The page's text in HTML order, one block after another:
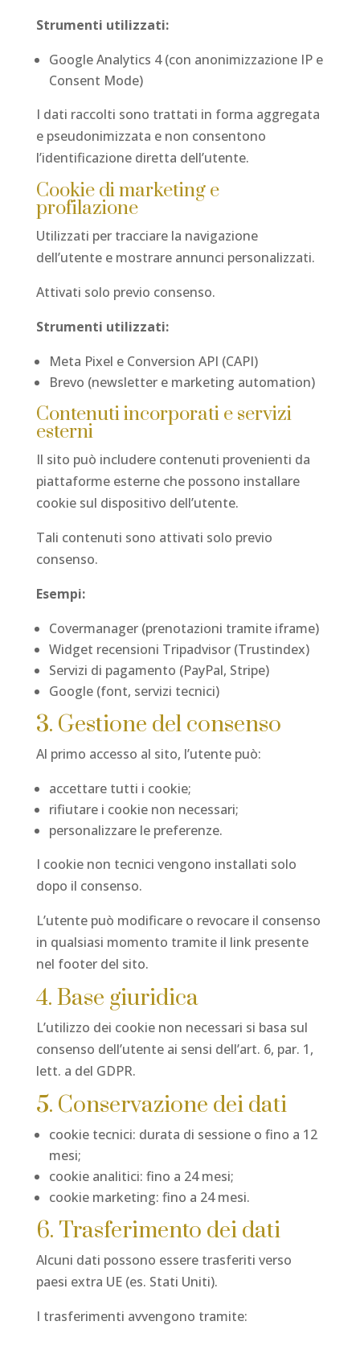
Strumenti utilizzati:
Google Analytics 4 (con anonimizzazione IP e
Consent Mode)
I dati raccolti sono trattati in forma aggregata
e pseudonimizzata e non consentono
l’identificazione diretta dell’utente.
Cookie di marketing e
profilazione
Utilizzati per tracciare la navigazione
dell’utente e mostrare annunci personalizzati.
Attivati solo previo consenso.
Strumenti utilizzati:
Meta Pixel e Conversion API (CAPI)
Brevo (newsletter e marketing automation)
Contenuti incorporati e servizi
esterni
Il sito può includere contenuti provenienti da
piattaforme esterne che possono installare
cookie sul dispositivo dell’utente.
Tali contenuti sono attivati solo previo
consenso.
Esempi:
Covermanager (prenotazioni tramite iframe)
Widget recensioni Tripadvisor (Trustindex)
Servizi di pagamento (PayPal, Stripe)
Google (font, servizi tecnici)
3. Gestione del consenso
Al primo accesso al sito, l’utente può:
accettare tutti i cookie;
rifiutare i cookie non necessari;
personalizzare le preferenze.
I cookie non tecnici vengono installati solo
dopo il consenso.
L’utente può modificare o revocare il consenso
in qualsiasi momento tramite il link presente
nel footer del sito.
4. Base giuridica
L’utilizzo dei cookie non necessari si basa sul
consenso dell’utente ai sensi dell’art. 6, par. 1,
lett. a del GDPR.
5. Conservazione dei dati
cookie tecnici: durata di sessione o fino a 12
mesi;
cookie analitici: fino a 24 mesi;
cookie marketing: fino a 24 mesi.
6. Trasferimento dei dati
Alcuni dati possono essere trasferiti verso
paesi extra UE (es. Stati Uniti).
I trasferimenti avvengono tramite: